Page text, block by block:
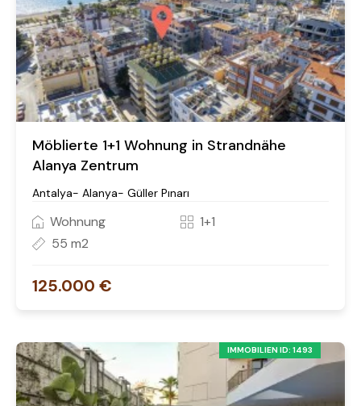
Möblierte 1+1 Wohnung in Strandnähe
Alanya Zentrum
Antalya- Alanya- Güller Pınarı
Wohnung
1+1
55 m2
125.000 €
IMMOBILIEN ID: 1493